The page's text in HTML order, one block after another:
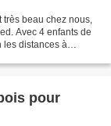
beau chez nous,
Avec 4 enfants de
les distances à
pour